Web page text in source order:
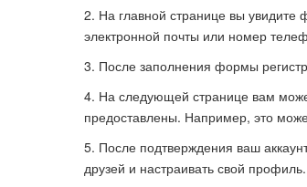
На главной странице вы увидите
электронной почты или номер
После заполнения формы
На следующей странице вам
предоставлены. Например, это
После подтверждения ваш
друзей и настраивать свой профиль.